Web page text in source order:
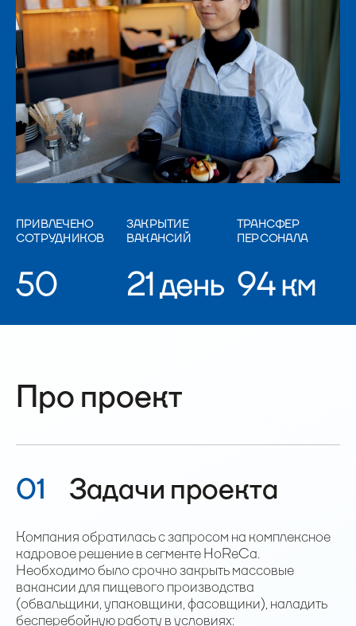
ПРИВЛЕЧЕНО
СОТРУДНИКОВ
50
ЗАКРЫТИЕ
ВАКАНСИЙ
21 день
ТРАНСФЕР
ПЕРСОНАЛА
94 км
Про проект
01 Задачи проекта
Компания обратилась с запросом на комплексное
кадровое решение в сегменте HoReCa.
Необходимо было срочно закрыть массовые
вакансии для пищевого производства
(обвальщики, упаковщики, фасовщики), наладить
бесперебойную работу в условиях: